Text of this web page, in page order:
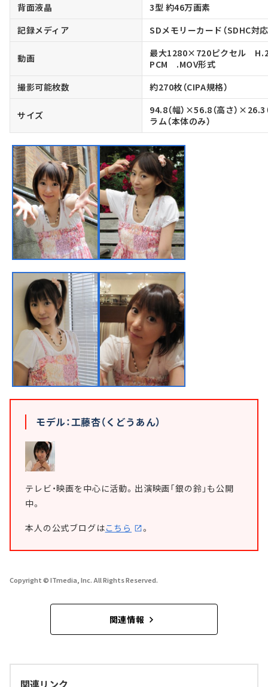
背面液晶
3型 約46万画素
記録メディア
SDメモリーカード（SDHC対応
動画
最大1280×720ピクセル
PCM .MOV形式
撮影可能枚数
約270枚（CIPA規格）
サイズ
94.8（幅）×56.8（高さ）×26.3
ラム（本体のみ）
モデル：工藤杏（くどうあん）
テレビ・映画を中心に活動。出演映画「銀の鈴」も公開
中。
本人の公式ブログはこちら 。
Copyright © ITmedia, Inc. All Rights Reserved.
関連情報